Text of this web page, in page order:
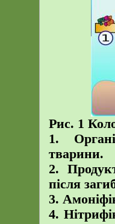
Рис. 1
1.
тварини.
2.
після
3.
4.